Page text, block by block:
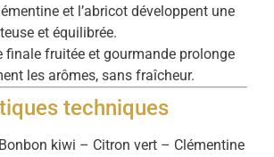
et l’abricot développent une
et équilibrée.
finale fruitée et gourmande prolonge
les arômes, sans fraîcheur.
techniques
kiwi – Citron vert – Clémentine